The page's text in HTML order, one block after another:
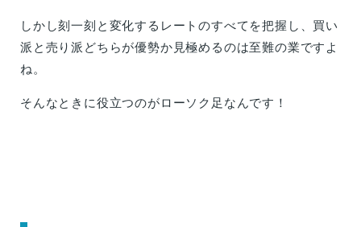
しかし刻一刻と変化するレートのすべてを把握し、買い
派と売り派どちらが優勢か見極めるのは至難の業ですよ
ね。
そんなときに役立つのがローソク足なんです！